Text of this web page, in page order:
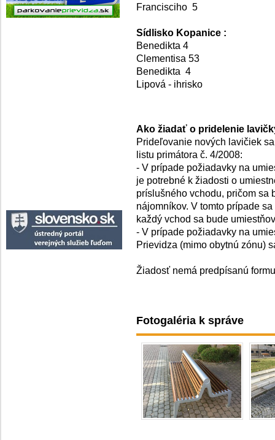
Francisciho 5
Sídlisko Kopanice :
Benedikta 4
Clementisa 53
Benedikta 4
Lipová - ihrisko
Ako žiadať o pridelenie
Prideľovanie nových lavičiek
listu primátora č. 4/2008:
- V prípade požiadavky na
je potrebné k žiadosti o
príslušného vchodu, pričom sa
nájomníkov. V tomto prípade
každý vchod sa bude
- V prípade požiadavky na
Prievidza (mimo obytnú zónu)
Žiadosť nemá predpísanú
Fotogaléria k správe